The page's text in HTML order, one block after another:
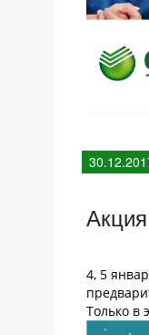
4, 5
Только в